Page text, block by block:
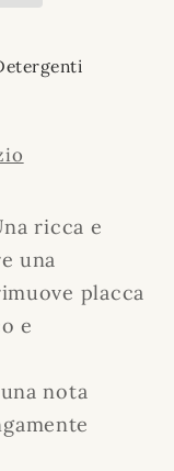
ricca e
una
placca
e
nota